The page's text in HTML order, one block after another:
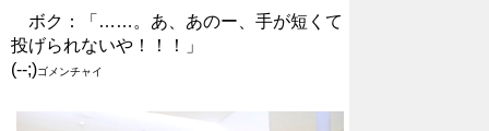
ボク：「……。あ、あのー、手が短くて
投げられないや！！！」
(--;)ゴメンチャイ